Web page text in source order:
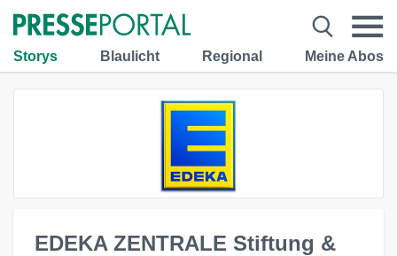
Storys Blaulicht Regional Meine Abos
EDEKA ZENTRALE Stiftung &